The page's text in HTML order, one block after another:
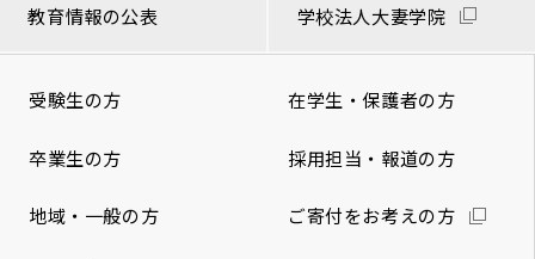
教育情報の公表 学校法人大妻学院
受験生の方 在学生・保護者の方
卒業生の方 採用担当・報道の方
地域・一般の方 ご寄付をお考えの方